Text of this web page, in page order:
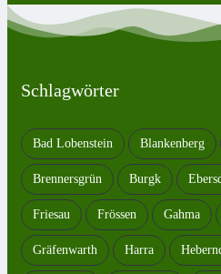
Schlagwörter
Bad Lobenstein Blankenberg
Brennersgrün Burgk
Friesau Frössen Gahma
Gräfenwarth Harra